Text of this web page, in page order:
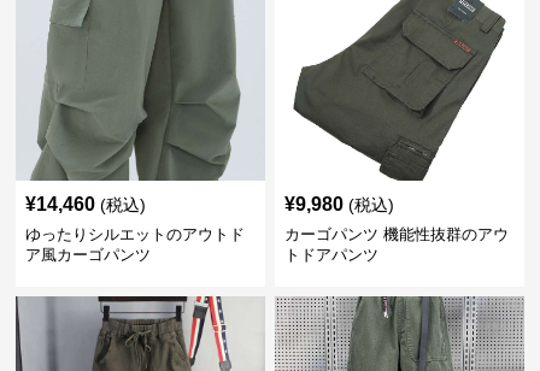
¥14,460 (税込)
ゆったりシルエットのアウトド
ア風カーゴパンツ
¥9,980 (税込)
カーゴパンツ 機能性抜群のアウ
トドアパンツ